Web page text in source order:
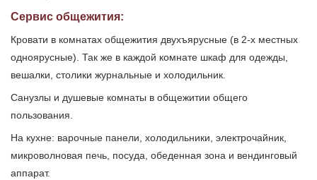
Сервис общежития:
Кровати в комнатах общежития двухъярусные (в 2-х местных
одноярусные). Так же в каждой комнате шкаф для одежды,
вешалки, столики журнальные и холодильник.
Санузлы и душевые комнаты в общежитии общего
пользования.
На кухне: варочные панели, холодильники, электрочайник,
микроволновая печь, посуда, обеденная зона и вендинговый
аппарат.